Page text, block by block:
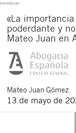
«La
poderdante y
Mateo Juan en
Mateo Juan Gómez
13 de mayo de